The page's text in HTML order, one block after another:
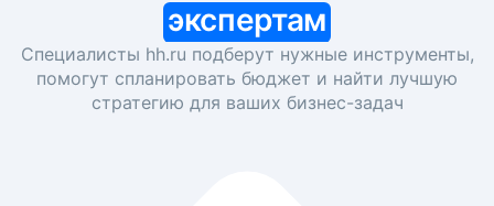
экспертам
Специалисты hh.ru подберут нужные инструменты,
помогут спланировать бюджет и найти лучшую
стратегию для ваших бизнес-задач